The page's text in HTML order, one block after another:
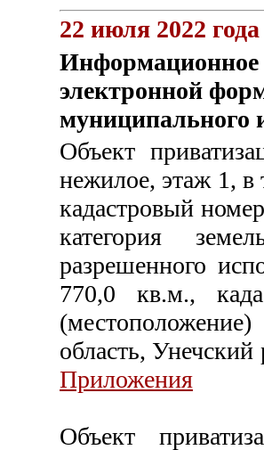
22 июля 2022 года
Информационное
электронной
муниципального
Объект
нежилое, этаж 1,
кадастровый
категория
разрешенного
770,0 кв.м.,
область,
Приложения
Объект